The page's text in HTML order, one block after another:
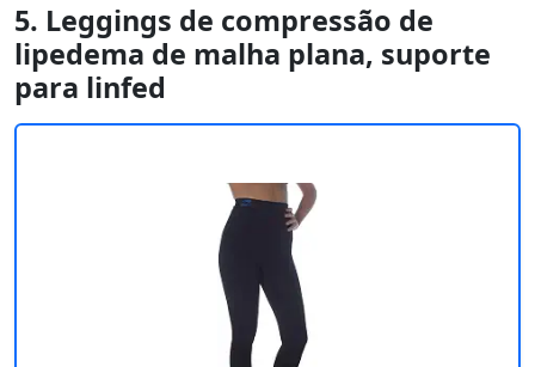
5. Leggings de compressão de
lipedema de malha plana, suporte
para linfed